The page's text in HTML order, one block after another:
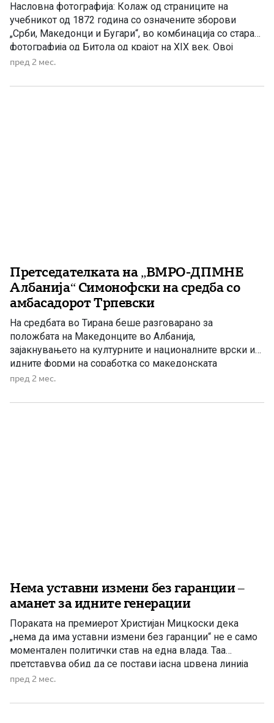
Насловна фотографија: Колаж од страниците на
учебникот од 1872 година со означените зборови
„Срби, Македонци и Бугари“, во комбинација со стара
фотографија од Битола од крајот на XIX век. Овој
документ од XIX век вреди да го прочитаат Румен
бугарската историска комисија – можеби архивските
пред 2 мес.
Претседателката на „ВМРО-ДПМНЕ
Албанија“ Симонофски на средба со
амбасадорот Трпевски
На средбата во Тирана беше разговарано за
положбата на Македонците во Албанија,
зајакнувањето на културните и националните врски и
идните форми на соработка со македонската
дипломатија. Претседателката на здружението „ВМРО-
со новоименуваниот македонски амбасадор во
пред 2 мес.
Нема уставни измени без гаранции –
аманет за идните генерации
Пораката на премиерот Христијан Мицкоски дека
„нема да има уставни измени без гаранции“ не е само
моментален политички став на една влада. Таа
претставува обид да се постави јасна црвена линија
што треба да остане како политички принцип и аманет
Македонија. Оваа позиција отвора […]
пред 2 мес.